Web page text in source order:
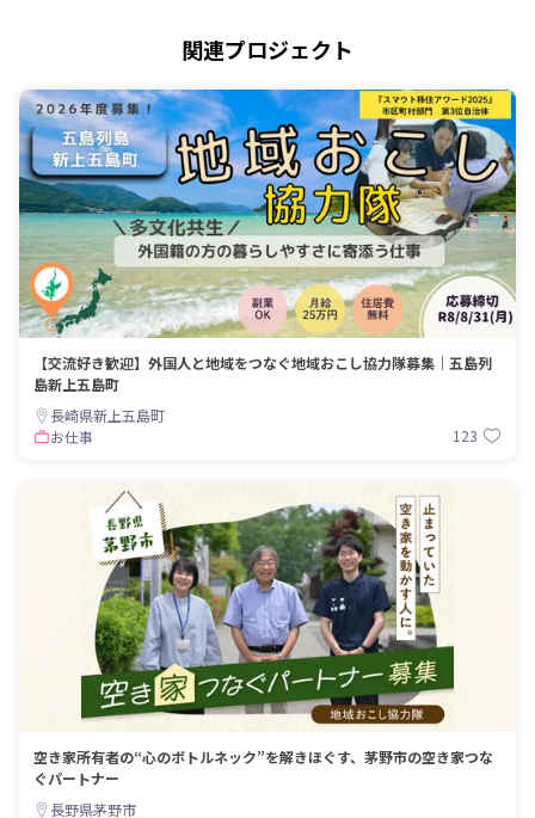
関連プロジェクト
【交流好き歓迎】外国人と地域をつなぐ地域おこし協力隊募集｜五島列
島新上五島町
長崎県新上五島町
お仕事
123
空き家所有者の“心のボトルネック”を解きほぐす、茅野市の空き家つな
ぐパートナー
長野県茅野市